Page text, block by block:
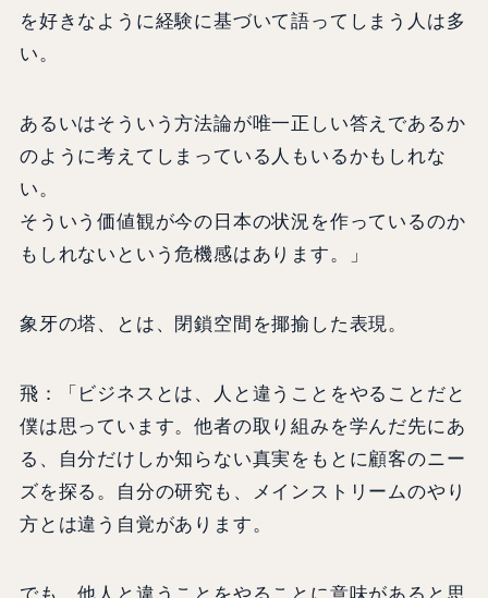
を好きなように経験に基づいて語ってしまう人は多
い。
あるいはそういう方法論が唯一正しい答えであるか
のように考えてしまっている人もいるかもしれな
い。
そういう価値観が今の日本の状況を作っているのか
もしれないという危機感はあります。」
象牙の塔、とは、閉鎖空間を揶揄した表現。
飛：「ビジネスとは、人と違うことをやることだと
僕は思っています。他者の取り組みを学んだ先にあ
る、自分だけしか知らない真実をもとに顧客のニー
ズを探る。自分の研究も、メインストリームのやり
方とは違う自覚があります。